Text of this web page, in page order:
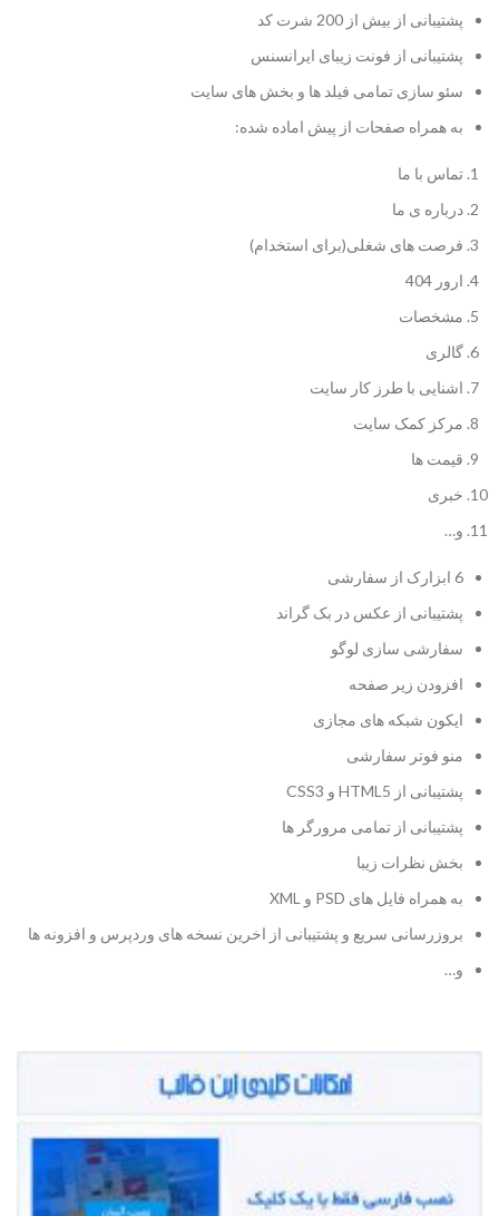
پشتیبانی از بیش از 200 شرت کد
پشتیبانی از فونت زیبای ایرانسنس
سئو سازی تمامی فیلد ها و بخش های سایت
به همراه صفحات از پیش اماده شده:
تماس با ما
درباره ی ما
فرصت های شغلی(برای استخدام)
ارور 404
مشخصات
گالری
اشنایی با طرز کار سایت
مرکز کمک سایت
قیمت ها
خبری
و…
6 ابزارک از سفارشی
پشتیبانی از عکس در بک گراند
سفارشی سازی لوگو
افزودن زیر صفحه
ایکون شبکه های مجازی
منو فوتر سفارشی
پشتیبانی از HTML5 و CSS3
پشتیبانی از تمامی مرورگر ها
بخش نظرات زیبا
به همراه فایل های PSD و XML
بروزرسانی سریع و پشتیبانی از اخرین نسخه های وردپرس و افزونه ها
و…